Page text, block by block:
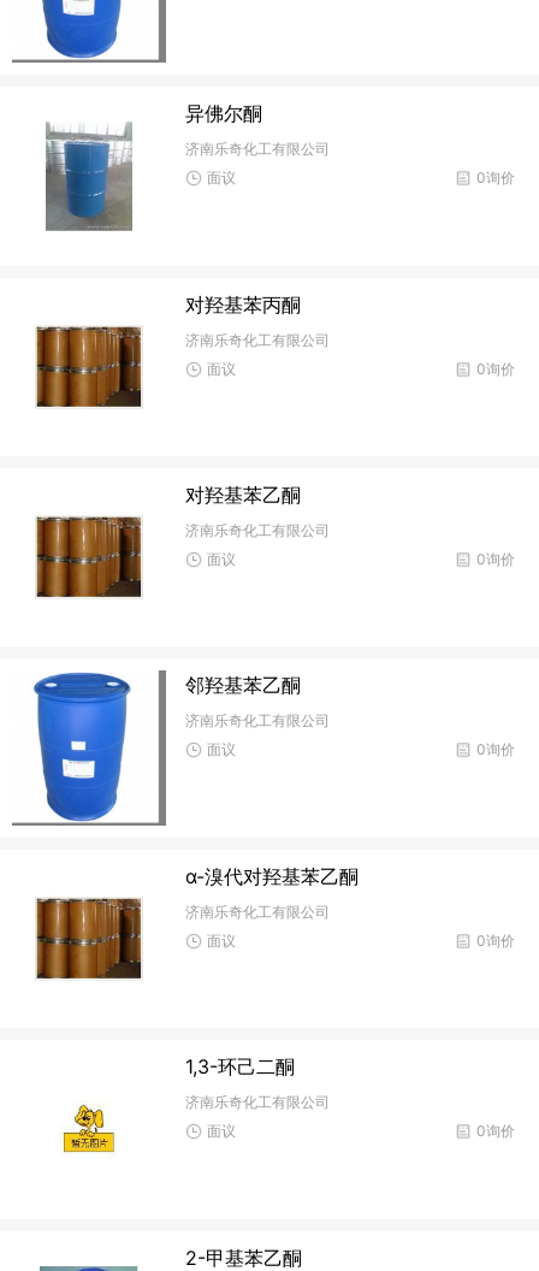
异佛尔酮
济南乐奇化工有限公司
0询价
面议
对羟基苯丙酮
济南乐奇化工有限公司
0询价
面议
对羟基苯乙酮
济南乐奇化工有限公司
0询价
面议
邻羟基苯乙酮
济南乐奇化工有限公司
0询价
面议
α-溴代对羟基苯乙酮
济南乐奇化工有限公司
0询价
面议
1,3-环己二酮
济南乐奇化工有限公司
0询价
面议
2-甲基苯乙酮